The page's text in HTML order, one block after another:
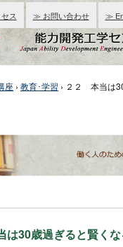
ス ≫ お問い合わせ ≫
座 › 教育･学習 › ２２ 本当は
は30歳過ぎると賢く